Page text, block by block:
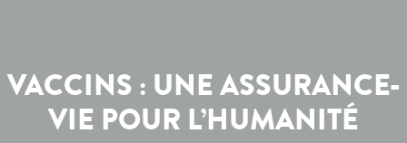
VACCINS : UNE ASSURANCE-
VIE POUR L’HUMANITÉ